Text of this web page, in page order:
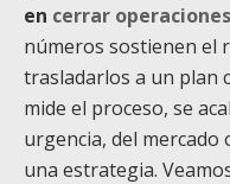
en cerrar operaciones
números sostienen el
trasladarlos a un plan
mide el proceso, se
urgencia, del mercado
una estrategia.